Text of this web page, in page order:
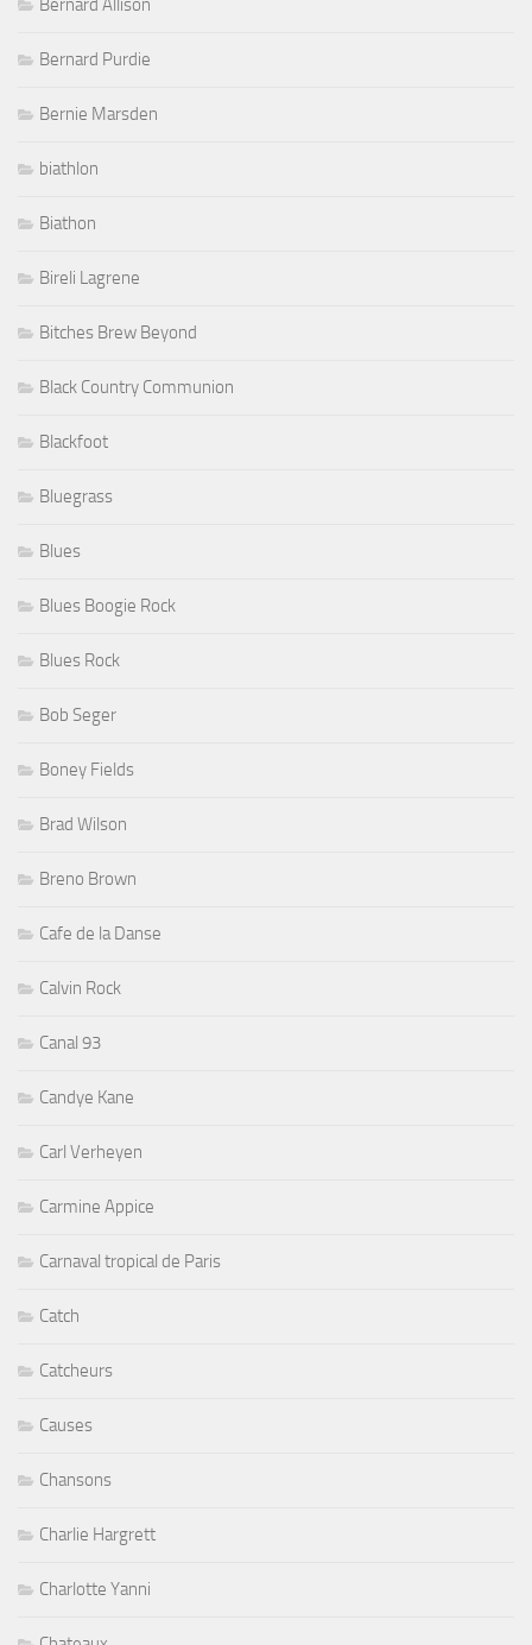
Bernard Allison
Bernard Purdie
Bernie Marsden
biathlon
Biathon
Bireli Lagrene
Bitches Brew Beyond
Black Country Communion
Blackfoot
Bluegrass
Blues
Blues Boogie Rock
Blues Rock
Bob Seger
Boney Fields
Brad Wilson
Breno Brown
Cafe de la Danse
Calvin Rock
Canal 93
Candye Kane
Carl Verheyen
Carmine Appice
Carnaval tropical de Paris
Catch
Catcheurs
Causes
Chansons
Charlie Hargrett
Charlotte Yanni